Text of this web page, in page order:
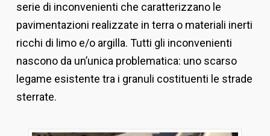
serie di inconvenienti che caratterizzano le
pavimentazioni realizzate in terra o materiali inerti
ricchi di limo e/o argilla. Tutti gli inconvenienti
nascono da un’unica problematica: uno scarso
legame esistente tra i granuli costituenti le strade
sterrate.